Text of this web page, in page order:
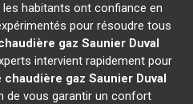
les habitants ont confiance en
pour résoudre tous
gaz Saunier Duval
intervient rapidement pour
chaudière gaz Saunier Duval
de vous garantir un confort